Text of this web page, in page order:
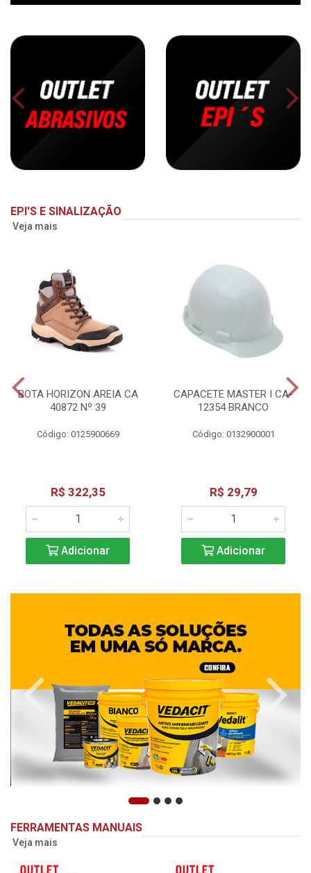
EPI'S E SINALIZAÇÃO
Veja mais
BOTA HORIZON AREIA CA
40872 Nº 39
Código: 0125900669
R$ 322,35
Adicionar
CAPACETE MASTER I CA-
12354 BRANCO
Código: 0132900001
R$ 29,79
Adicionar
FERRAMENTAS MANUAIS
Veja mais